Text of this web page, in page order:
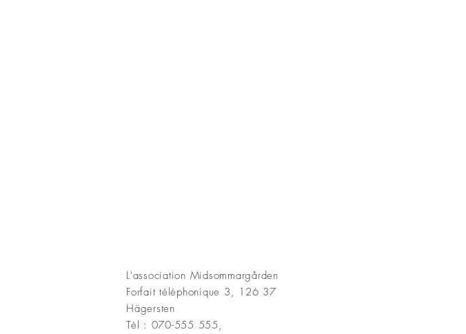
L'association Midsommargården
Forfait téléphonique 3, 126 37
Hägersten
Tél : 070-555 555,